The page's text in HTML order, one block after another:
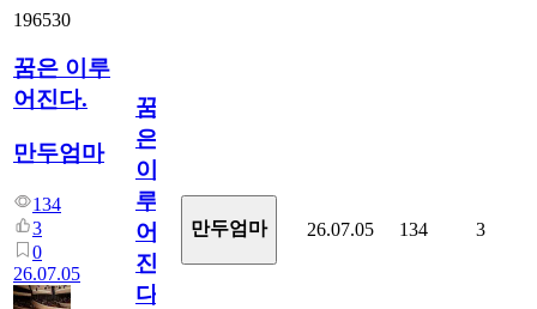
196530
꿈은 이루
어진다.
만두엄마
134
3
0
26.07.05
꿈
은
이
루
어
진
다.
만두엄마 26.07.05 134 3